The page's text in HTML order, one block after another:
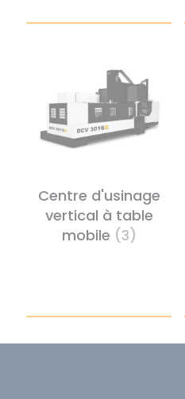
Centre d'usinage
vertical à table
mobile (3)